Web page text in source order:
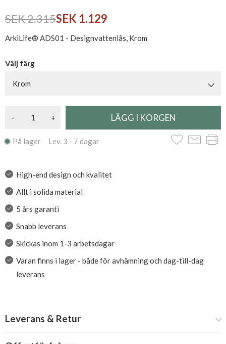
av avloppsröret: 120 mm, Kan förkortas till 60 mm.
Kan beställas i krom, polerad mässing eller PVD borstat rostfritt
SEK 2.315SEK 1.129
ArkiLife® ADS01 - Designvattenlås, Krom
Välj färg
Krom
- +
På lager Lev. 3 - 7 dagar
High-end design och kvalitet
Allt i solida material
5 års garanti
Snabb leverans
Skickas inom 1-3 arbetsdagar
Varan finns i lager - både för avhämning och dag-till-dag
leverans
Leverans & Retur